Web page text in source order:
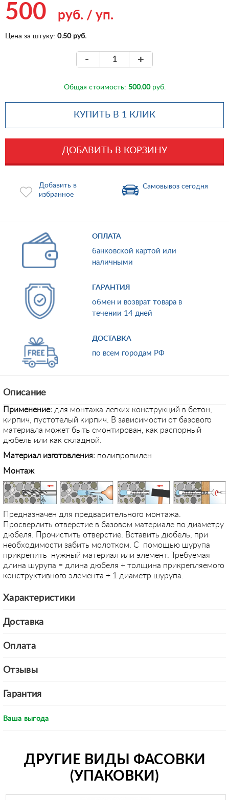
500 руб. / уп.
Цена за штуку: 0.50 руб.
- +
Общая стоимость: 500.00руб.
КУПИТЬ В 1 КЛИК
ДОБАВИТЬ В КОРЗИНУ
Добавить в
избранное
Самовывоз сегодня
ОПЛАТА
банковской картой или
наличными
ГАРАНТИЯ
обмен и возврат товара в
течении 14 дней
ДОСТАВКА
по всем городам РФ
Описание
Применение: для монтажа легких конструкций в бетон,
кирпич, пустотелый кирпич. В зависимости от базового
материала может быть смонтирован, как распорный
дюбель или как складной.
Материал изготовления: полипропилен
Монтаж
Предназначен для предварительного монтажа.
Просверлить отверстие в базовом материале по диаметру
дюбеля. Прочистить отверстие. Вставить дюбель, при
необходимости забить молотком. С помощью шурупа
прикрепить нужный материал или элемент. Требуемая
длина шурупа = длина дюбеля + толщина прикрепляемого
конструктивного элемента + 1 диаметр шурупа.
Характеристики
Доставка
Оплата
Отзывы
Гарантия
Ваша выгода
ДРУГИЕ ВИДЫ ФАСОВКИ
(УПАКОВКИ)